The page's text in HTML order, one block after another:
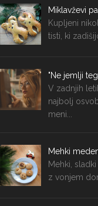
Miklavževi
Kupljeni
tisti, ki
"Ne jemlji
V zadnjih
najbolj
meni...
Mehki
Mehki,
z vonjem